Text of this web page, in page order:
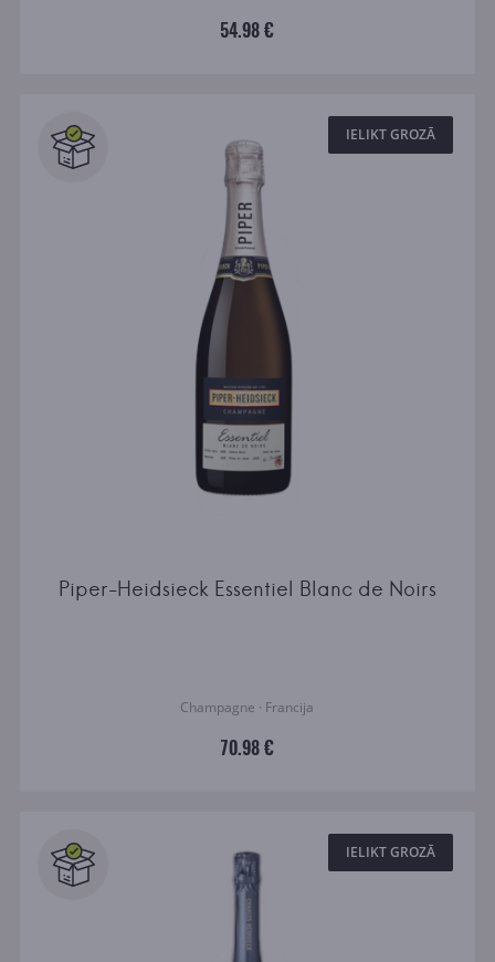
54.98 €
IELIKT GROZĀ
Piper-Heidsieck Essentiel Blanc de Noirs
Champagne · Francija
70.98 €
IELIKT GROZĀ